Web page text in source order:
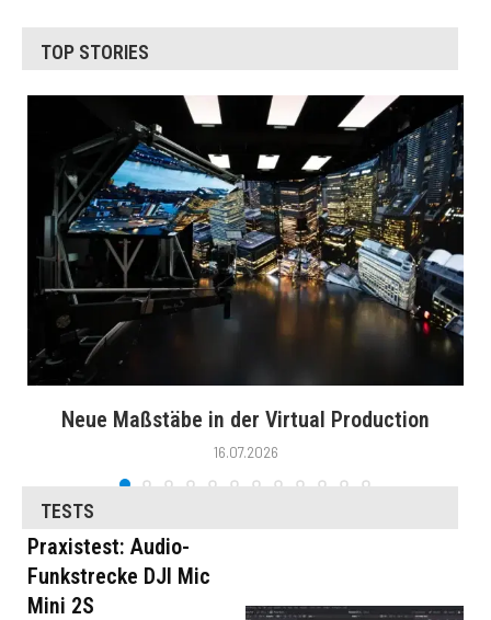
TOP STORIES
Neue Maßstäbe in der Virtual Production
16.07.2026
TESTS
Praxistest: Audio-
Funkstrecke DJI Mic
Mini 2S